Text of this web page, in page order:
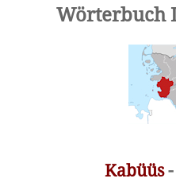
Wörterbuch
Kabüüs-